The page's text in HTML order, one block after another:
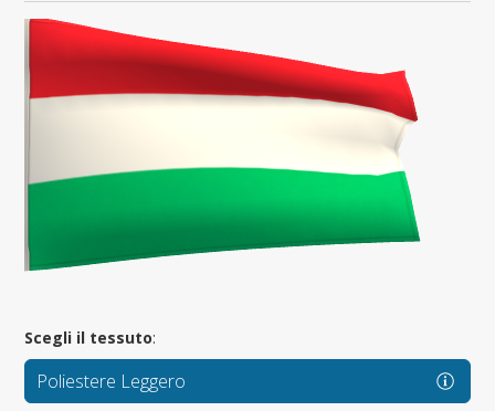
Scegli il tessuto:
Poliestere Leggero